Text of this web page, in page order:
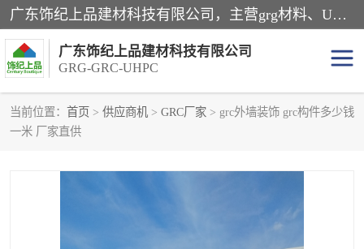
广东饰纪上品建材科技有限公司，主营grg材料、UHPC板、grc构件、uhpc幕墙板、grg厂家、grc厂家、uhpc厂家、GRG吊顶、grg石膏板、grg构件、外墙grc线条、grg造型、grg材料定制，uhpc高性能混凝土，uhpc构件，uhpc镂空挂板，grg材料生产厂家，广东grg厂家，广东grc厂家，联系方式*，2万平厂房，如果您对我公司的产品服务感兴趣，请联系我们。
广东饰纪上品建材科技有限公司
GRG-GRC-UHPC
当前位置： 首页 > 供应商机 > GRC厂家 > grc外墙装饰 grc构件多少钱
一米 厂家直供
GRG构件